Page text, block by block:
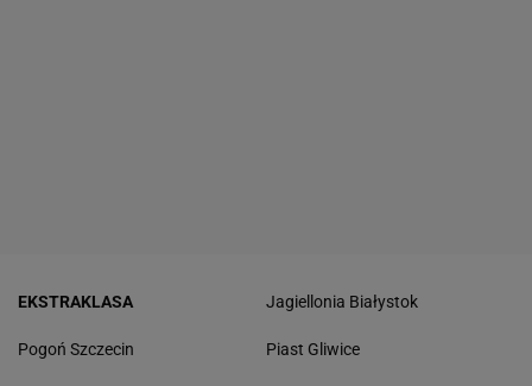
EKSTRAKLASA
Pogoń Szczecin
Jagiellonia Białystok
Piast Gliwice